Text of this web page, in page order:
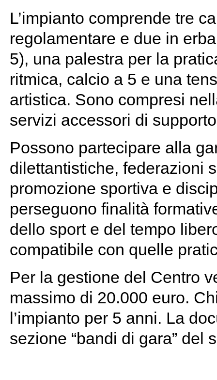
L’impianto comprende tre
regolamentare e due in
5), una palestra per la
ritmica, calcio a 5 e una
artistica. Sono compresi
servizi accessori di
Possono partecipare alla
dilettantistiche, federazioni
promozione sportiva e
perseguono finalità
dello sport e del tempo
compatibile con quelle
Per la gestione del Centro
massimo di 20.000 euro.
l’impianto per 5 anni. La
sezione “bandi di gara” del